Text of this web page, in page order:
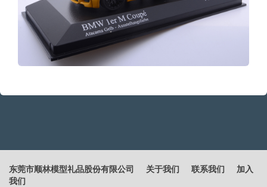
东莞市顺林模型礼品股份有限公司 关于我们 联系我们
加入
我们